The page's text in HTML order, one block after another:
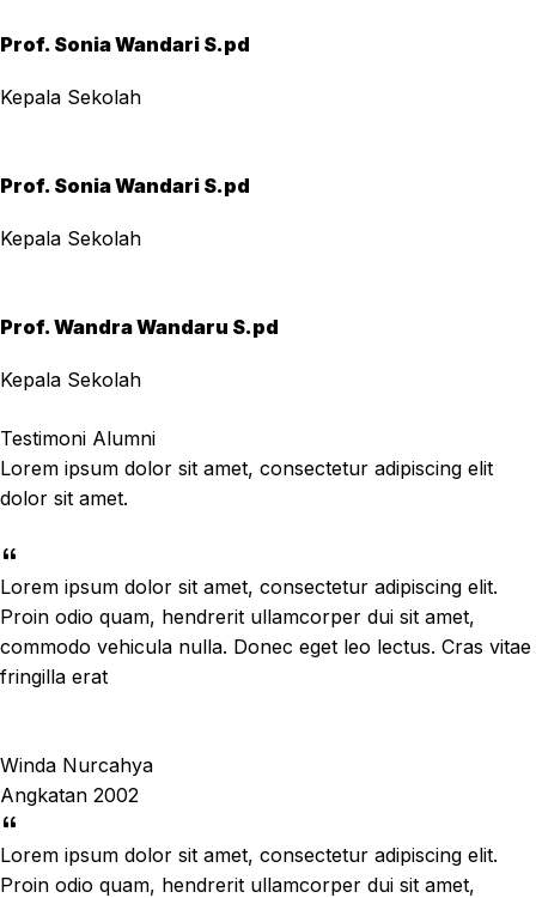
Prof. Sonia Wandari S.pd
Kepala Sekolah
Prof. Sonia Wandari S.pd
Kepala Sekolah
Prof. Wandra Wandaru S.pd
Kepala Sekolah
Testimoni Alumni
Lorem ipsum dolor sit amet, consectetur adipiscing elit
dolor sit amet.
Lorem ipsum dolor sit amet, consectetur adipiscing elit.
Proin odio quam, hendrerit ullamcorper dui sit amet,
commodo vehicula nulla. Donec eget leo lectus. Cras vitae
fringilla erat
Winda Nurcahya
Angkatan 2002
Lorem ipsum dolor sit amet, consectetur adipiscing elit.
Proin odio quam, hendrerit ullamcorper dui sit amet,